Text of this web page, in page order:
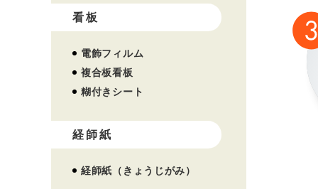
看板
電飾フィルム
複合板看板
糊付きシート
経師紙
経師紙（きょうじがみ）